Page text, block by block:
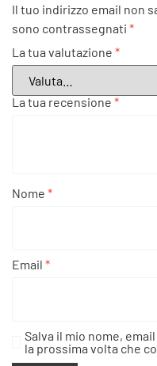
Il tuo indirizzo email non
sono contrassegnati *
La tua valutazione *
La tua recensione *
Nome *
Email *
Salva il mio nome,
la prossima volta che